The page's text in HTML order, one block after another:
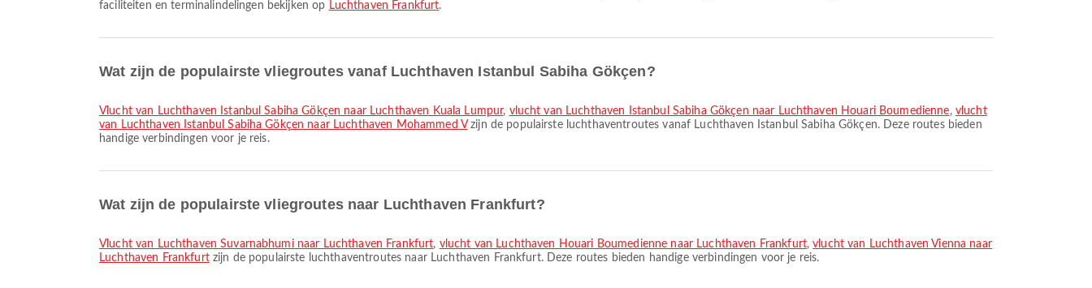
faciliteiten en terminalindelingen bekijken op Luchthaven Frankfurt.
Wat zijn de populairste vliegroutes vanaf Luchthaven Istanbul Sabiha Gökçen?
vlucht van Luchthaven Istanbul Sabiha Gökçen naar Luchthaven Kuala Lumpur, vlucht van Luchthaven Istanbul Sabiha Gökçen naar Luchthaven Houari Boumedienne, vlucht
van Luchthaven Istanbul Sabiha Gökçen naar Luchthaven Mohammed Vzijn de populairste luchthaventroutes vanaf Luchthaven Istanbul Sabiha Gökçen. Deze routes bieden
handige verbindingen voor je reis.
Wat zijn de populairste vliegroutes naar Luchthaven Frankfurt?
vlucht van Luchthaven Suvarnabhumi naar Luchthaven Frankfurt, vlucht van Luchthaven Houari Boumedienne naar Luchthaven Frankfurt,vlucht van Luchthaven Vienna naar
Luchthaven Frankfurtzijn de populairste luchthaventroutes naar Luchthaven Frankfurt. Deze routes bieden handige verbindingen voor je reis.